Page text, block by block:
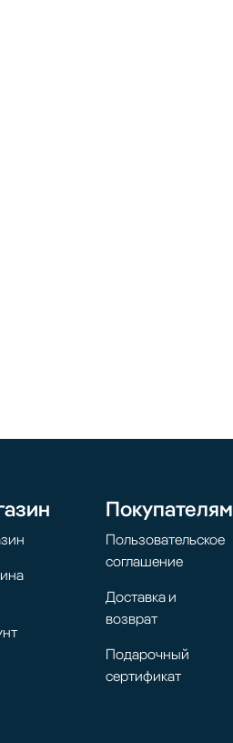
Покупателям
Пользовательское
соглашение
Доставка и
возврат
Подарочный
сертификат